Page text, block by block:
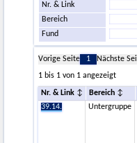
Nr. & Link
Bereich
Fund
Vorige Seite 1 Nächste
1 bis 1 von 1 angezeigt
Nr. & Link Bereich
39.14.
Untergruppe